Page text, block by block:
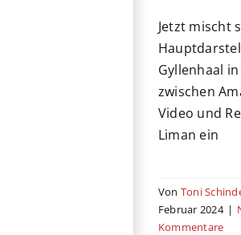
Jetzt mischt
Gyllenhaal
zwischen
Video und
Liman ein
Von Toni
Februar 2024 |
Kommentare